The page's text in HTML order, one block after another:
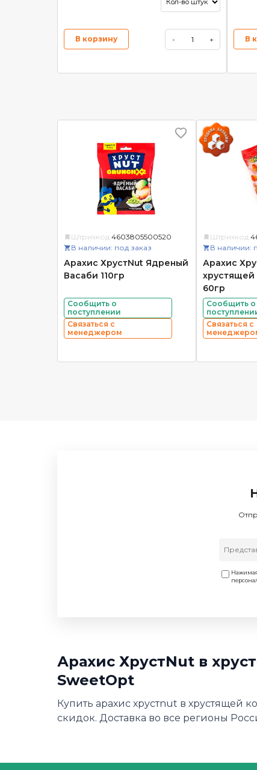
В корзину - + В
Штрихкод: 4603805500520
В наличии: под заказ
Арахис ХрустNut Ядреный
Васаби 110гр
Сообщить о
поступлении
Связаться с
менеджером
Штрихкод:
В наличии:
Арахис
хрустящей
60гр
Сообщить о
Связаться с
Нажимая
Арахис ХрустNut в
SweetOpt
Купить арахис хрустnut в хрустящей
скидок. Доставка во все регионы